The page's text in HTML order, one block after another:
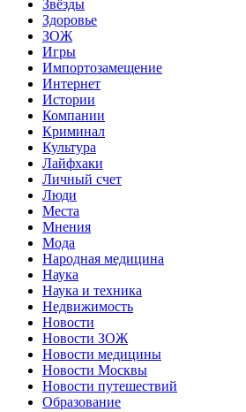
Звёзды
Здоровье
ЗОЖ
Игры
Импортозамещение
Интернет
Истории
Компании
Криминал
Культура
Лайфхаки
Личный счет
Люди
Места
Мнения
Мода
Народная медицина
Наука
Наука и техника
Недвижимость
Новости
Новости ЗОЖ
Новости медицины
Новости Москвы
Новости путешествий
Образование